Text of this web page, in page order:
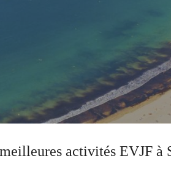
activités EVJF à